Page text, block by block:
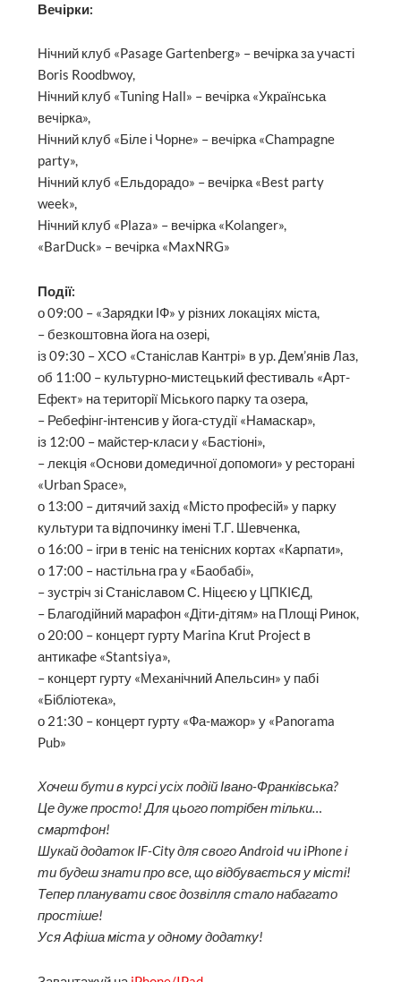
Вечірки:
Нічний клуб «Pasage Gartenberg» – вечірка за участі
Boris Roodbwoy,
Нічний клуб «Tuning Hall» – вечірка «Українська
вечірка»,
Нічний клуб «Біле і Чорне» – вечірка «Champagne
party»,
Нічний клуб «Ельдорадо» – вечірка «Best party
week»,
Нічний клуб «Plaza» – вечірка «Kolanger»,
«BarDuck» – вечірка «MaxNRG»
Події:
о 09:00 – «Зарядки ІФ» у різних локаціях міста,
– безкоштовна йога на озері,
із 09:30 – ХСО «Станіслав Кантрі» в ур. Дем’янів Лаз,
об 11:00 – культурно-мистецький фестиваль «Арт-
Ефект» на території Міського парку та озера,
– Ребефінг-інтенсив у йога-студії «Намаскар»,
із 12:00 – майстер-класи у «Бастіоні»,
– лекція «Основи домедичної допомоги» у ресторані
«Urban Space»,
о 13:00 – дитячий захід «Місто професій» у парку
культури та відпочинку імені Т.Г. Шевченка,
о 16:00 – ігри в теніс на тенісних кортах «Карпати»,
о 17:00 – настільна гра у «Баобабі»,
– зустріч зі Станіславом С. Ніцеєю у ЦПКІЄД,
– Благодійний марафон «Діти-дітям» на Площі Ринок,
о 20:00 – концерт гурту Marina Krut Project в
антикафе «Stantsiya»,
– концерт гурту «Механічний Апельсин» у пабі
«Бібліотека»,
о 21:30 – концерт гурту «Фа-мажор» у «Panorama
Pub»
Хочеш бути в курсі усіх подій Івано-Франківська?
Це дуже просто! Для цього потрібен тільки…
смартфон!
Шукай додаток IF-City для свого Android чи iPhone і
ти будеш знати про все, що відбувається у місті!
Тепер планувати своє дозвілля стало набагато
простіше!
Уся Афіша міста у одному додатку!